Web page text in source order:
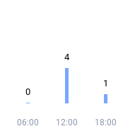
0
06:00
4
12:00
1
18:00